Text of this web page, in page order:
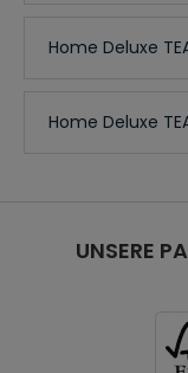
Home Deluxe
Home Deluxe
UNSERE